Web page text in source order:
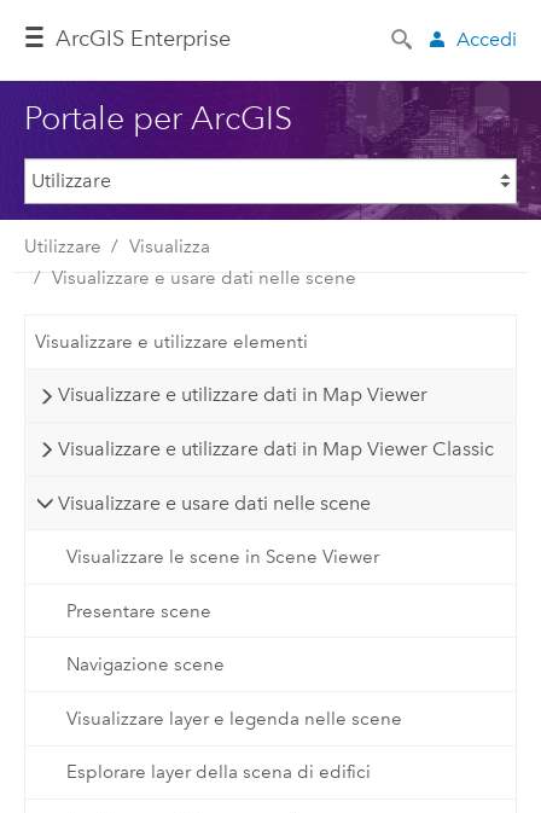
ArcGIS Enterprise Accedi
Portale per ArcGIS
Utilizzare
Visualizza
Visualizzare e usare dati nelle scene
Visualizzare e utilizzare elementi
Visualizzare e utilizzare dati in Map Viewer
Visualizzare e utilizzare dati in Map Viewer Classic
Visualizzare e usare dati nelle scene
Visualizzare le scene in Scene Viewer
Presentare scene
Navigazione scene
Visualizzare layer e legenda nelle scene
Esplorare layer della scena di edifici